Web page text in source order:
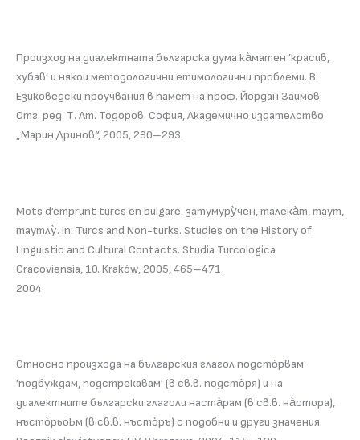
Произход на диалектната българска дума ка̀матен ’красив,
хубав’ и някои методологични етимологични проблеми. В:
Езиковедски проучвания в памет на проф. Йордан Заимов.
Отг. ред. Т. Ат. Тодоров. София, Академично издателство
„Марин Дринов“, 2005, 290–293.
Mots d’emprunt turcs en bulgare: затумуру̀чен, талека̀т, таут,
таутлу̀. In: Turcs and Non-turks. Studies on the History of
Linguistic and Cultural Contacts. Studia Turcologica
Cracoviensia, 10. Kraków, 2005, 465–471.
2004
Относно произхода на българския глагол подстòрвам
’подбуждам, подстрекавам’ (в св.в. подстòря) и на
диалектните български глаголи наста̀рам (в св.в. на̀стора),
нъстòрьоЬм (в св.в. нъстòръ) с подобни и други значения.